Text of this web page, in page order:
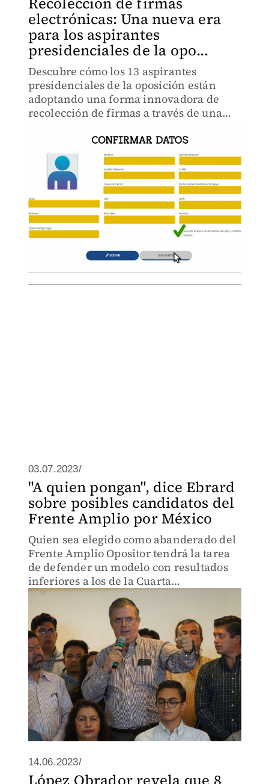
electrónicas: Una nueva era
para los aspirantes
presidenciales de la opo...
Descubre cómo los 13 aspirantes
presidenciales de la oposición están
adoptando una forma innovadora de
recolección de firmas a través de una
03.07.2023/
"A quien pongan", dice Ebrard
sobre posibles candidatos del
Frente Amplio por México
Quien sea elegido como abanderado del
Frente Amplio Opositor tendrá la tarea
de defender un modelo con resultados
inferiores a los de la Cuarta
Transformación, dijo el ex canciller.
14.06.2023/